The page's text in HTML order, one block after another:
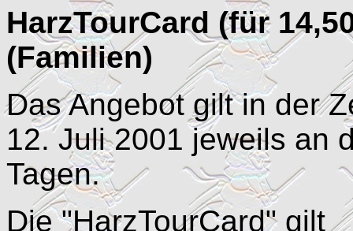
HarzTourCard (für
(Familien)
Das Angebot gilt in der
12. Juli 2001 jeweils an
Tagen.
Die "HarzTourCard" gilt